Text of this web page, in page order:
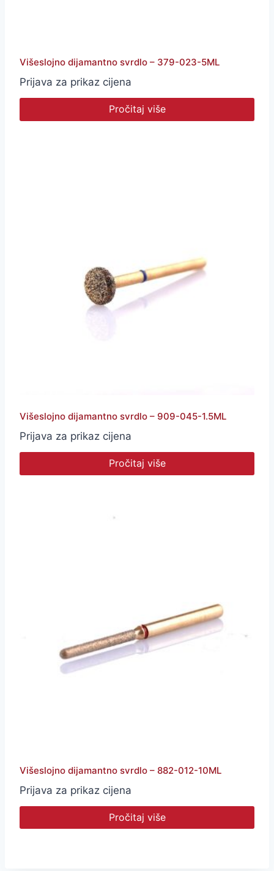
Višeslojno dijamantno svrdlo – 379-023-5ML
Prijava za prikaz cijena
Pročitaj više
Višeslojno dijamantno svrdlo – 909-045-1.5ML
Prijava za prikaz cijena
Pročitaj više
Višeslojno dijamantno svrdlo – 882-012-10ML
Prijava za prikaz cijena
Pročitaj više